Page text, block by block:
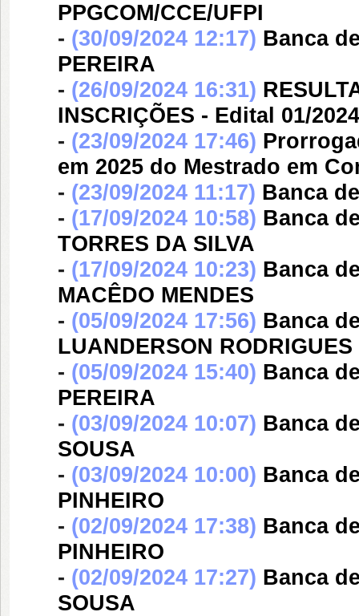
PPGCOM/CCE/UFPI
- (30/09/2024 12:17) Banca
PEREIRA
- (26/09/2024 16:31)
INSCRIÇÕES - Edital 01/
- (23/09/2024 17:46)
em 2025 do Mestrado em
- (23/09/2024 11:17) Banca
- (17/09/2024 10:58) Banca
TORRES DA SILVA
- (17/09/2024 10:23) Banca
MACÊDO MENDES
- (05/09/2024 17:56) Banca
LUANDERSON
- (05/09/2024 15:40) Banca
PEREIRA
- (03/09/2024 10:07) Banca
SOUSA
- (03/09/2024 10:00) Banca
PINHEIRO
- (02/09/2024 17:38) Banca
PINHEIRO
- (02/09/2024 17:27) Banca
SOUSA